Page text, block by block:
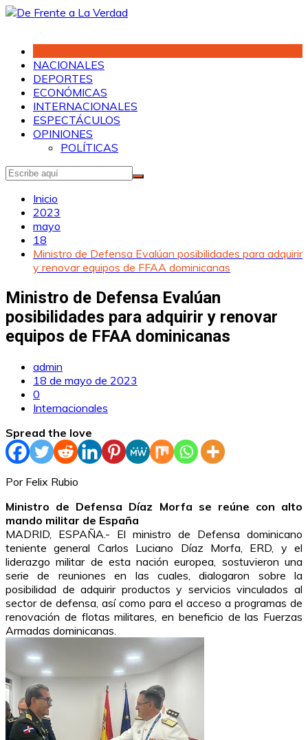
Saltar
NACIONALES
DEPORTES
ECONÓMICAS
INTERNACIONALES
ESPECTÁCULOS
OPINIONES
POLÍTICAS
Inicio
2023
mayo
18
Ministro de Defensa Evalúan posibilidades para adquirir
y renovar equipos de FFAA dominicanas
Ministro de Defensa Evalúan
posibilidades para adquirir y renovar
equipos de FFAA dominicanas
admin
18 de mayo de 2023
0
Internacionales
Spread the love
Por Felix Rubio
Ministro de Defensa Díaz Morfa se reúne con alto
mando militar de España
MADRID, ESPAÑA.- El ministro de Defensa dominicano
teniente general Carlos Luciano Díaz Morfa, ERD, y el
liderazgo militar de esta nación europea, sostuvieron una
serie de reuniones en las cuales, dialogaron sobre la
posibilidad de adquirir productos y servicios vinculados al
sector de defensa, así como para el acceso a programas de
renovación de flotas militares, en beneficio de las Fuerzas
Armadas dominicanas.